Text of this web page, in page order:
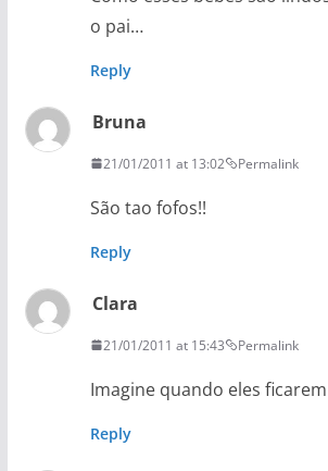
o pai…
Reply
Bruna
21/01/2011 at 13:02 Permalink
São tao fofos!!
Reply
Clara
21/01/2011 at 15:43 Permalink
Imagine quando eles
Reply